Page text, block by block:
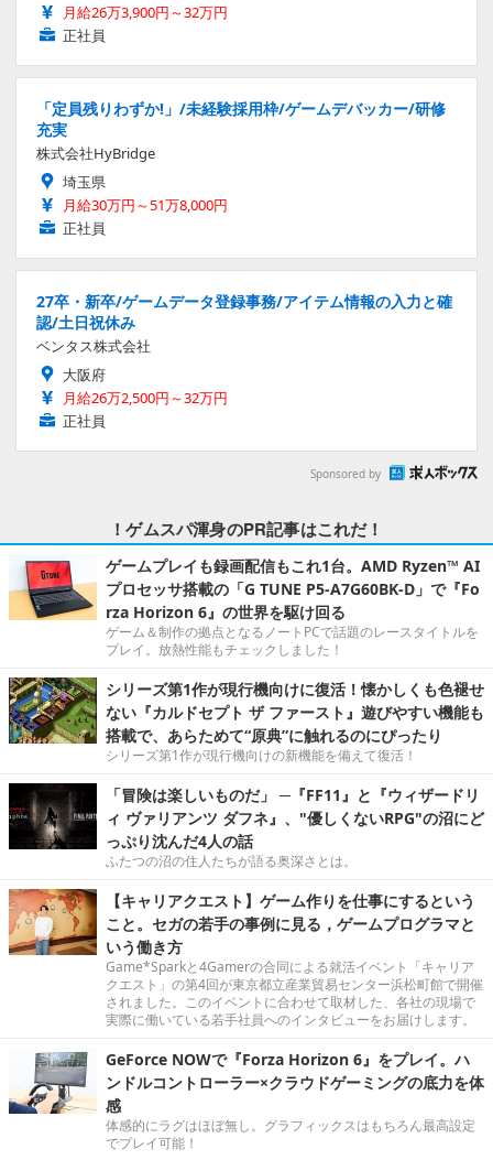
月給26万3,900円～32万円
正社員
「定員残りわずか!」/未経験採用枠/ゲームデバッカー/研修
充実
株式会社HyBridge
埼玉県
月給30万円～51万8,000円
正社員
27卒・新卒/ゲームデータ登録事務/アイテム情報の入力と確
認/土日祝休み
ベンタス株式会社
大阪府
月給26万2,500円～32万円
正社員
Sponsored by
！ゲムスパ渾身のPR記事はこれだ！
ゲームプレイも録画配信もこれ1台。AMD Ryzen™ AI
プロセッサ搭載の「G TUNE P5-A7G60BK-D」で『Fo
rza Horizon 6』の世界を駆け回る
ゲーム＆制作の拠点となるノートPCで話題のレースタイトルを
プレイ。放熱性能もチェックしました！
シリーズ第1作が現行機向けに復活！懐かしくも色褪せ
ない『カルドセプト ザ ファースト』遊びやすい機能も
搭載で、あらためて“原典”に触れるのにぴったり
シリーズ第1作が現行機向けの新機能を備えて復活！
「冒険は楽しいものだ」 ─『FF11』と『ウィザードリ
ィ ヴァリアンツ ダフネ』、"優しくないRPG"の沼にど
っぷり沈んだ4人の話
ふたつの沼の住人たちが語る奥深さとは。
【キャリアクエスト】ゲーム作りを仕事にするという
こと。セガの若手の事例に見る，ゲームプログラマと
いう働き方
Game*Sparkと4Gamerの合同による就活イベント「キャリア
クエスト」の第4回が東京都立産業貿易センター浜松町館で開催
されました。このイベントに合わせて取材した、各社の現場で
実際に働いている若手社員へのインタビューをお届けします。
GeForce NOWで『Forza Horizon 6』をプレイ。ハ
ンドルコントローラー×クラウドゲーミングの底力を体
感
体感的にラグはほぼ無し。グラフィックスはもちろん最高設定
でプレイ可能！